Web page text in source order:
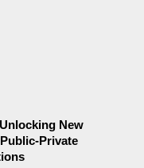
New
Private